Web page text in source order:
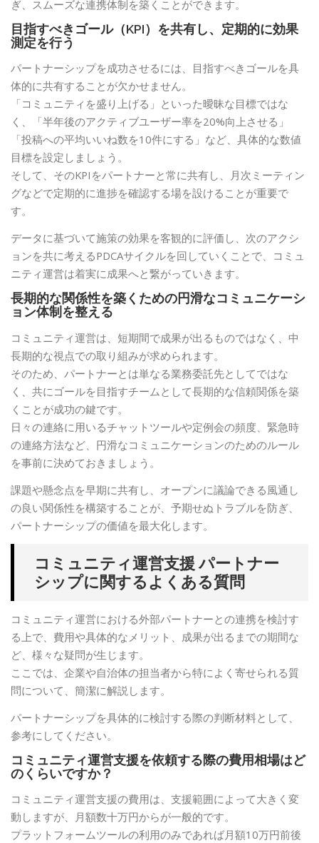
ぎ、スムーズな連携体制を築くことができます。
目指すべきゴール（KPI）を共有し、定期的に効果
測定を行う
パートナーシップを成功させるには、目指すべきゴールを具
体的に共有することが欠かせません。
「コミュニティを盛り上げる」といった曖昧な目標ではな
く、「半年後のアクティブユーザー率を20%向上させる」
「投稿への平均いいね数を10件にする」など、具体的な数値
目標を設定しましょう。
そして、そのKPIをパートナーと常に共有し、月次ミーティン
グなどで定期的に進捗を確認する場を設けることが重要で
す。
データに基づいて施策の効果を客観的に評価し、次のアクシ
ョンを共に考えるPDCAサイクルを回していくことで、コミュ
ニティ運営は着実に成果へと繋がっていきます。
長期的な関係性を築くための円滑なコミュニケーシ
ョン体制を整える
コミュニティ運営は、短期間で成果が出るものではなく、中
長期的な視点での取り組みが求められます。
そのため、パートナーとは単なる業務委託先としてではな
く、共にゴールを目指すチームとして長期的な信頼関係を築
くことが成功の鍵です。
日々の連絡に用いるチャットツールや定例会の頻度、緊急時
の連絡方法など、円滑なコミュニケーションのためのルール
を事前に決めておきましょう。
課題や懸念点を早期に共有し、オープンに議論できる風通し
の良い関係性を構築することが、予期せぬトラブルを防ぎ、
パートナーシップの価値を最大化します。
コミュニティ運営支援 パートナー
シップに関するよくある質問
コミュニティ運営における外部パートナーとの連携を検討す
る上で、費用や具体的なメリット、成果が出るまでの期間な
ど、様々な疑問が生じます。
ここでは、企業や自治体の担当者から特によく寄せられる質
問について、簡潔に解説します。
パートナーシップを具体的に検討する際の判断材料として、
参考にしてください。
コミュニティ運営支援を依頼する際の費用相場はど
のくらいですか？
コミュニティ運営支援の費用は、支援範囲によって大きく変
動しますが、月額数十万円からが一般的です。
プラットフォームツールの利用のみであれば月額10万円前後